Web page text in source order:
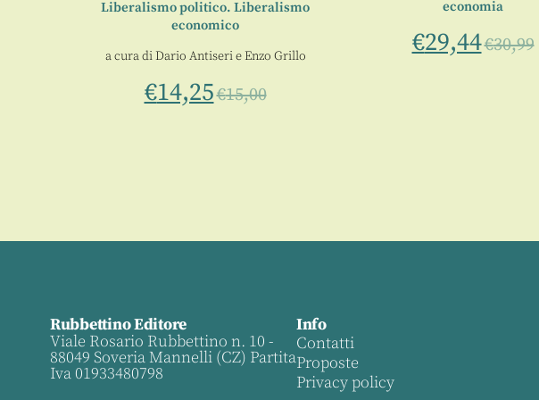
Liberalismo politico. Liberalismo
economico
a cura diDario AntiserieEnzo Grillo
€14,25€15,00
economia
€29,44€30,99
Rubbettino Editore
Viale Rosario Rubbettino n. 10 -
88049 Soveria Mannelli (CZ) Partita
Iva 01933480798
Info
Contatti
Proposte
Privacy policy